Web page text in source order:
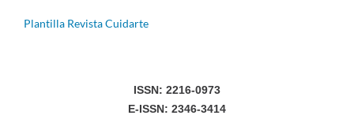
Plantilla Revista Cuidarte
ISSN: 2216-0973
E-ISSN: 2346-3414